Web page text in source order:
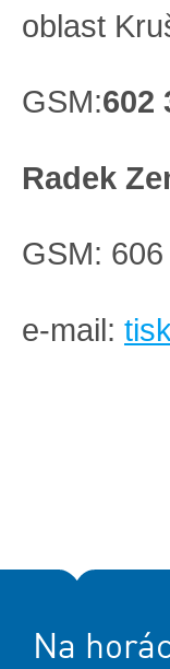
oblast
GSM:602
Radek
GSM:
e-mail:
Na